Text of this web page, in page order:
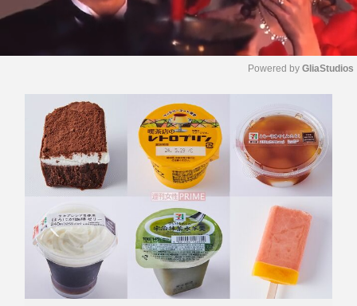
u
t
e
Powered by GliaStudios